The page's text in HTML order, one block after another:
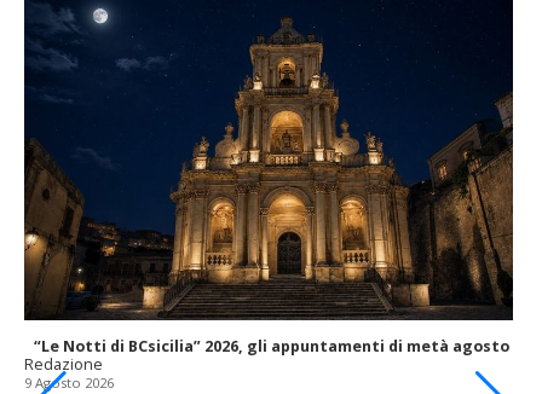
“Le Notti di BCsicilia” 2026, gli appuntamenti di metà agosto
Redazione
9 Agosto 2026